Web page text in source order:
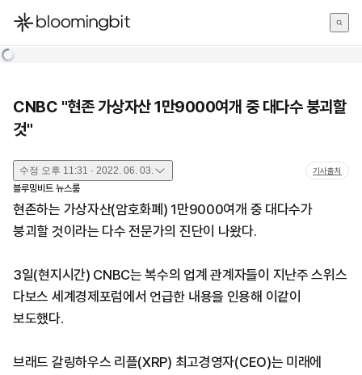
한국어
CNBC "현존 가상자산 1만9000여개 중 대다수 붕괴할
것"
수정 오후 11:31 · 2022. 06. 03. 기사출처
블루밍비트 뉴스룸
현존하는 가상자산(암호화폐) 1만9000여개 중 대다수가
붕괴할 것이라는 다수 전문가의 진단이 나왔다.
3일(현지시간) CNBC는 복수의 업계 관계자들이 지난주 스위스
다보스 세계경제포럼에서 언급한 내용을 인용해 이같이
보도했다.
브래드 갈링하우스 리플(XRP) 최고경영자(CEO)는 미래에